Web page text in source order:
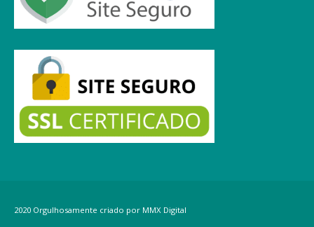
2020 Orgulhosamente criado por MMX Digital